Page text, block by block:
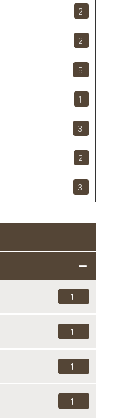
2
2
5
1
3
2
3
1
1
1
1